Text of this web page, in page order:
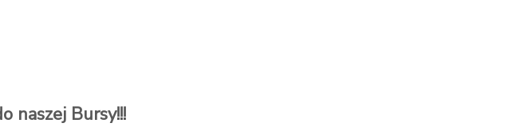
naszej Bursy!!!